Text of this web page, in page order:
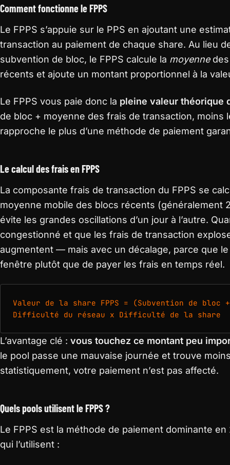
Comment fonctionne le FPPS
Le FPPS s’appuie sur le PPS en ajoutant une
transaction au paiement de chaque share. Au lieu
subvention de bloc, le FPPS calcule la moyennedes
récents et ajoute un montant proportionnel à la
Le FPPS vous paie donc la pleine valeur théorique
de bloc + moyenne des frais de transaction, moins
rapproche le plus d’une méthode de paiement
Le calcul des frais en FPPS
La composante frais de transaction du FPPS se
moyenne mobile des blocs récents (généralement
évite les grandes oscillations d’un jour à l’autre.
congestionné et que les frais de transaction
augmentent — mais avec un décalage, parce que
fenêtre plutôt que de payer les frais en temps réel.
Valeur de la share FPPS = (Subvention de bloc
Difficulté du réseau x Difficulté de la share
L’avantage clé : vous touchez ce montant peu
le pool passe une mauvaise journée et trouve
statistiquement, votre paiement n’est pas affecté.
Quels pools utilisent le FPPS ?
Le FPPS est la méthode de paiement dominante
qui l’utilisent :